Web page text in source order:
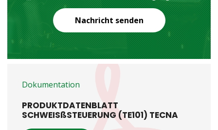
Nachricht senden
Dokumentation
PRODUKTDATENBLATT
SCHWEISßSTEUERUNG (TE101) TECNA